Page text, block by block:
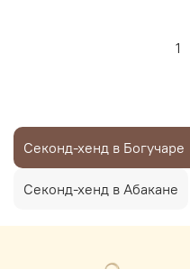
1
Секонд-хенд в Богучаре
Секонд-хенд в Абакане